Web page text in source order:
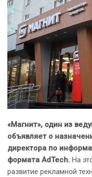
«Магнит», один из
объявляет о
директора по
формата AdTech. На
развитие рекламной